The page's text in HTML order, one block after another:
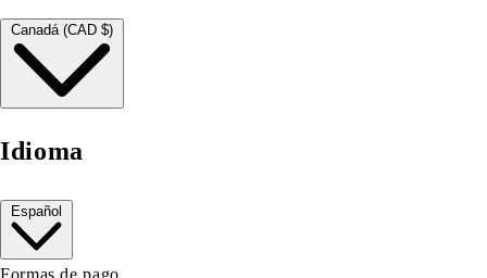
Canadá (CAD $)
Idioma
Español
Formas de pago